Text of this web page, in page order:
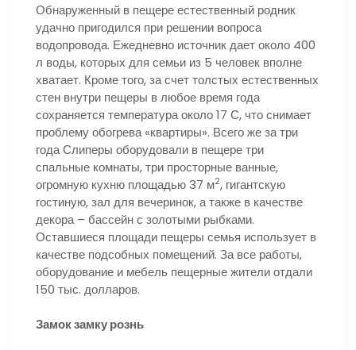
Обнаруженный в пещере естественный родник
удачно пригодился при решении вопроса
водопровода. Ежедневно источник дает около 400
л воды, которых для семьи из 5 человек вполне
хватает. Кроме того, за счет толстых естественных
стен внутри пещеры в любое время года
сохраняется температура около 17 С, что снимает
проблему обогрева «квартиры». Всего же за три
года Слиперы оборудовали в пещере три
спальные комнаты, три просторные ванные,
огромную кухню площадью 37 м2, гигантскую
гостиную, зал для вечеринок, а также в качестве
декора – бассейн с золотыми рыбками.
Оставшиеся площади пещеры семья использует в
качестве подсобных помещений. За все работы,
оборудование и мебель пещерные жители отдали
150 тыс. долларов.
Замок замку рознь